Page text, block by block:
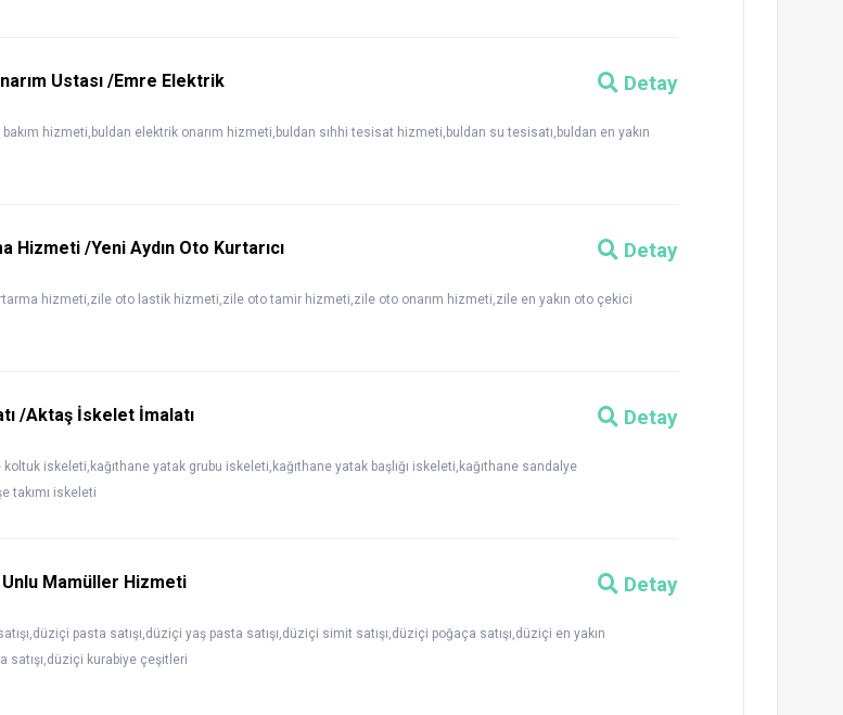
Detay
Ustası /Emre Elektrik
hizmeti,buldan elektrik onarım hizmeti,buldan sıhhi tesisat hizmeti,buldan su tesisatı,buldan en yakın
Detay
Hizmeti /Yeni Aydın Oto Kurtarıcı
hizmeti,zile oto lastik hizmeti,zile oto tamir hizmeti,zile oto onarım hizmeti,zile en yakın oto çekici
Detay
/Aktaş İskelet İmalatı
iskeleti,kağıthane yatak grubu iskeleti,kağıthane yatak başlığı iskeleti,kağıthane sandalye
takımı iskeleti
Detay
Mamüller Hizmeti
pasta satışı,düziçi yaş pasta satışı,düziçi simit satışı,düziçi poğaça satışı,düziçi en yakın
satışı,düziçi kurabiye çeşitleri